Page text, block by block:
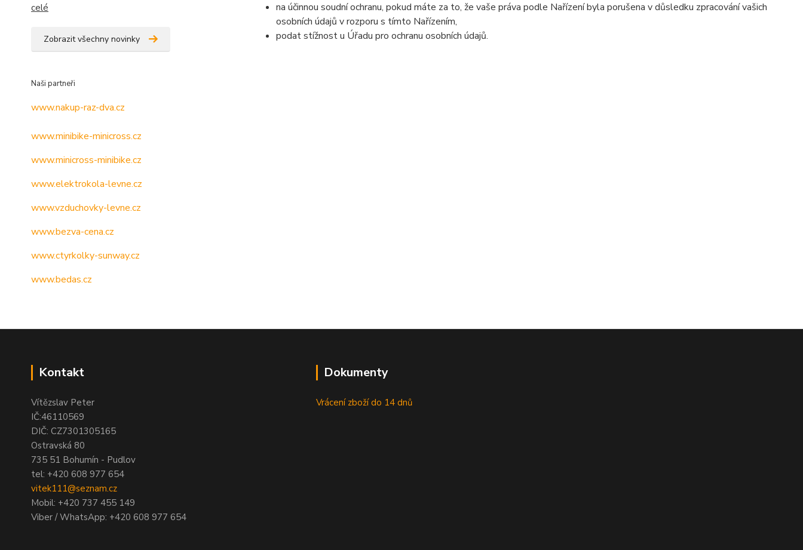
celé
Zobrazit všechny novinky
Naši partneři
www.nakup-raz-dva.cz
www.minibike-minicross.cz
www.minicross-minibike.cz
www.elektrokola-levne.cz
www.vzduchovky-levne.cz
www.bezva-cena.cz
www.ctyrkolky-sunway.cz
www.bedas.cz
na účinnou soudní ochranu, pokud máte za to, že vaše práva podle Nařízení byla porušena v důsledku zpracování vašich
osobních údajů v rozporu s tímto Nařízením,
podat stížnost u Úřadu pro ochranu osobních údajů.
Kontakt
Vítězslav Peter
IČ:46110569
DIČ: CZ7301305165
Ostravská 80
735 51 Bohumín - Pudlov
tel: +420 608 977 654
vitek111@seznam.cz
Mobil: +420 737 455 149
Viber / WhatsApp: +420 608 977 654
Dokumenty
Vrácení zboží do 14 dnů